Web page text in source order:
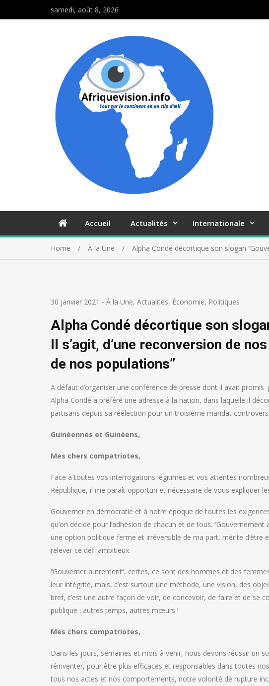
samedi, août 8, 2026
Accueil Actualités Internationale
Home À la Une Alpha Condé décortique son slogan
30 janvier 2021 - À la Une, Actualités, Économie, Politiques
Alpha Condé décortique son slogan
Il s’agit, d’une reconversion de
de nos populations’’
A défaut d’organiser une conférence de presse dont il avait promis
Alpha Condé a préféré une adresse à la nation, dans laquelle il
partisans depuis sa réélection pour un troisième mandat
Guinéennes et Guinéens,
Mes chers compatriotes,
Face à toutes vos interrogations légitimes et vos attentes
République, il me paraît opportun et nécessaire de vous expliquer
Gouverner en démocratie et à notre époque de toutes les
qu’on décide pour l’adhésion de chacun et de tous.
une option politique ferme et irréversible de ma part, mérite d’être
relever ce défi ambitieux.
‘’Gouverner autrement’’, certes, ce sont des hommes et des
leur intégrité, mais, c’est surtout une méthode, une vision, des
bref, c’est une autre façon de voir, de concevoir, de faire et de se
publique : autres temps, autres mœurs !
Mes chers compatriotes,
Dans les jours, semaines et mois à venir, nous devons réussir un
réinventer, pour être plus efficaces et responsables dans toutes
tous nos actes et nos comportements, notre volonté de rupture